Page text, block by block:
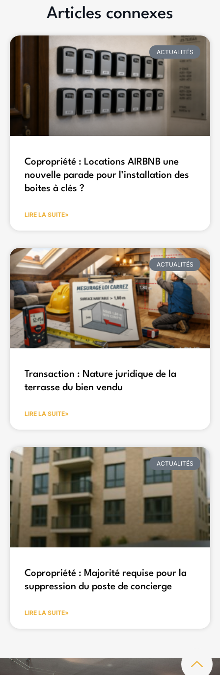
Articles connexes
ACTUALITÉS
Copropriété : Locations AIRBNB une
nouvelle parade pour l’installation des
boites à clés ?
LIRE LA SUITE»
ACTUALITÉS
Transaction : Nature juridique de la
terrasse du bien vendu
LIRE LA SUITE»
ACTUALITÉS
Copropriété : Majorité requise pour la
suppression du poste de concierge
LIRE LA SUITE»